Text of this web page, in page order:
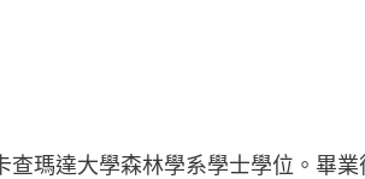
查瑪達大學森林學系學士學位。畢業